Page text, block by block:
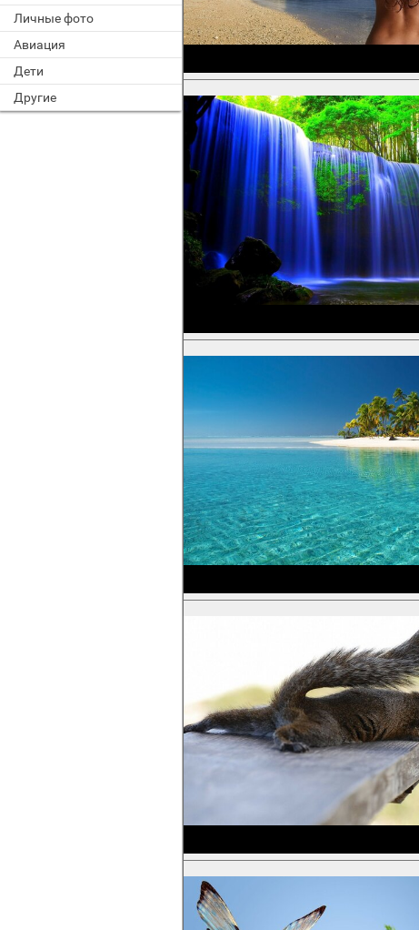
Личные фото
Авиация
Дети
Другие